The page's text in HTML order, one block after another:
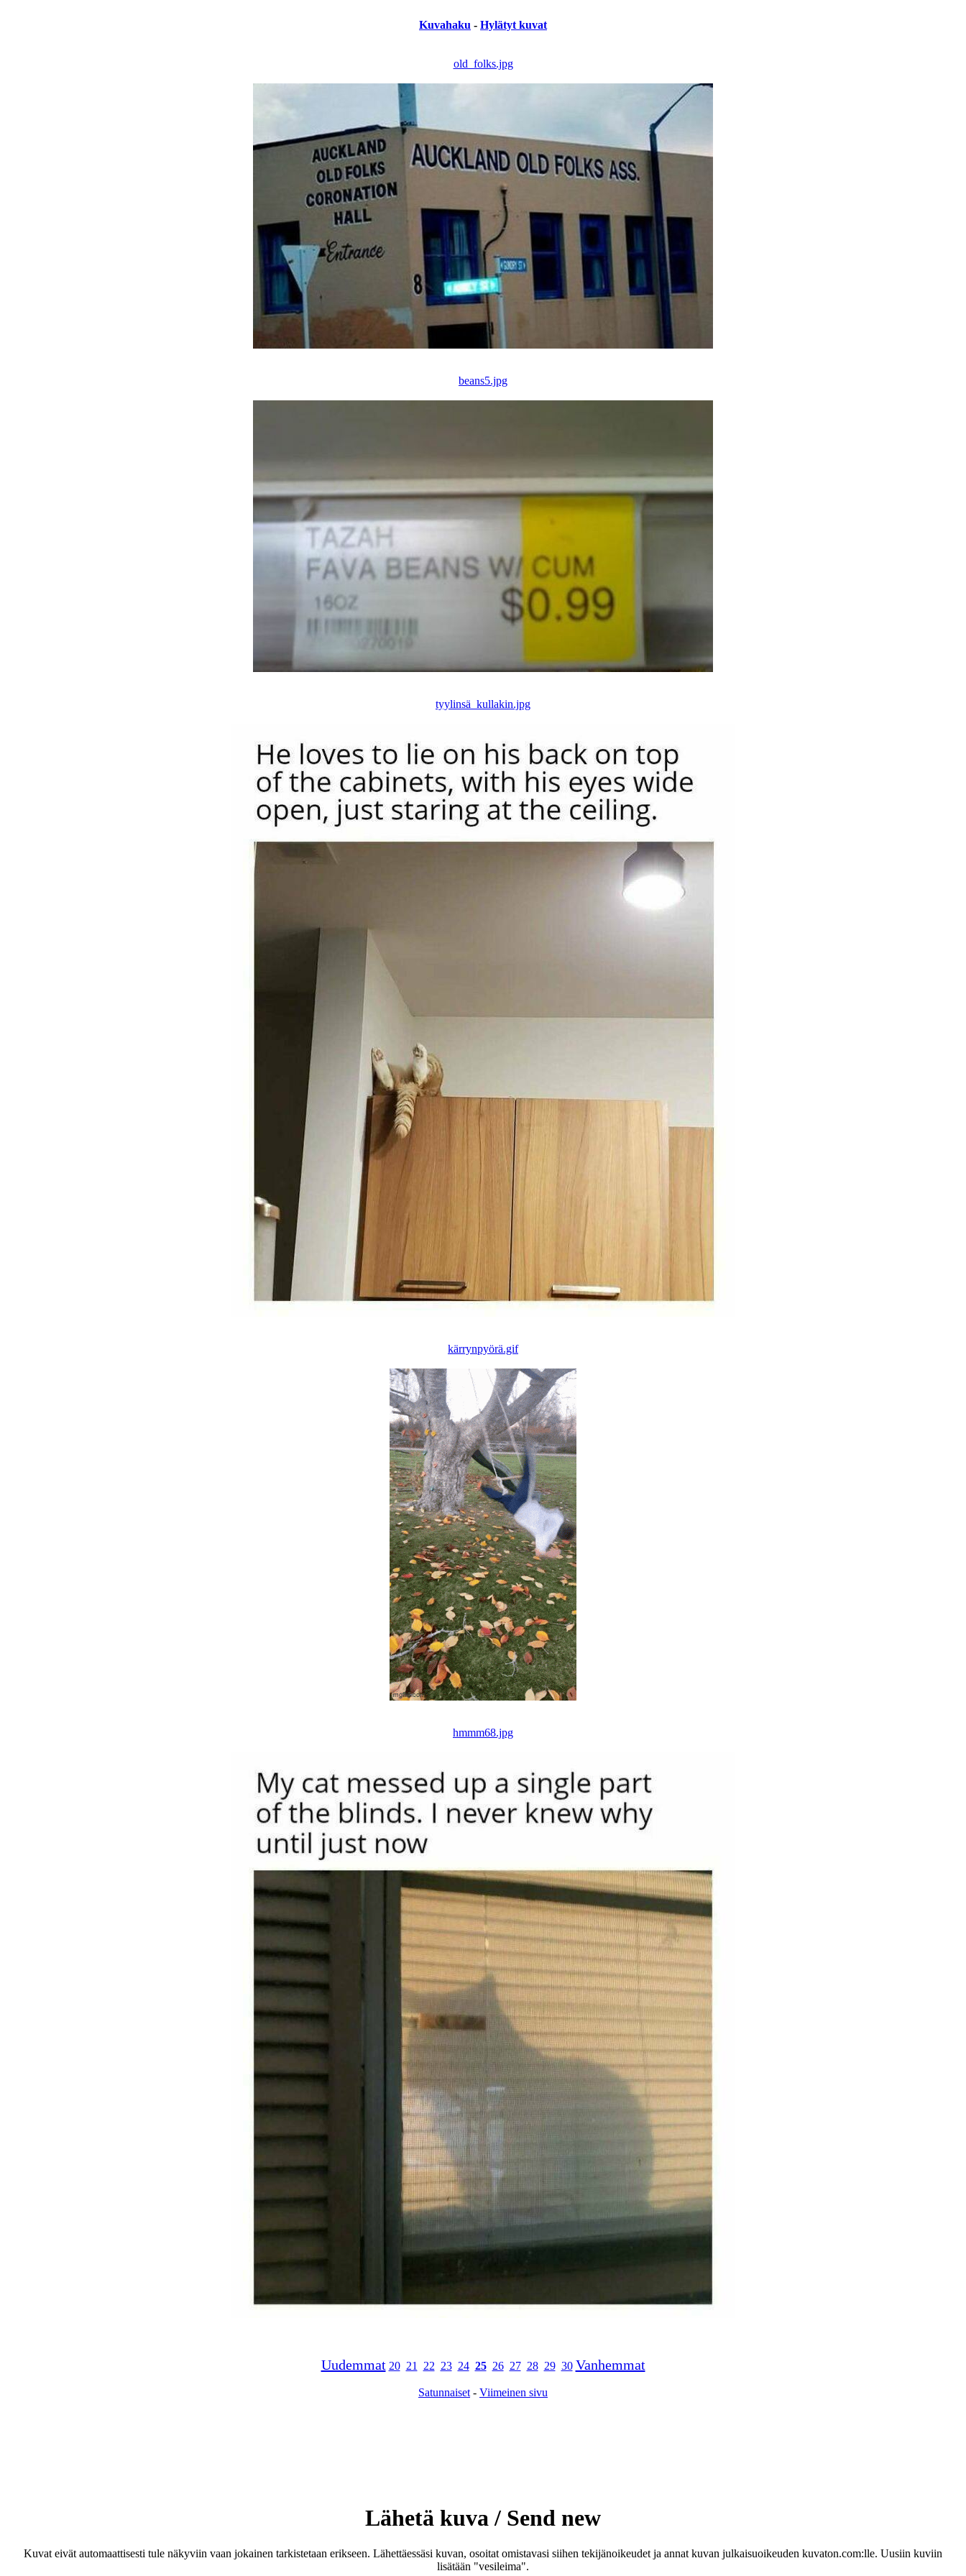
Kuvahaku - Hylätyt kuvat
old_folks.jpg
beans5.jpg
tyylinsä_kullakin.jpg
kärrynpyörä.gif
hmmm68.jpg
Uudemmat 20 21 22 23 24 25 26 27 28 29 30 Vanhemmat
Satunnaiset - Viimeinen sivu
Lähetä kuva / Send new
Kuvat eivät automaattisesti tule näkyviin vaan jokainen tarkistetaan erikseen. Lähettäessäsi kuvan, osoitat omistavasi siihen tekijänoikeudet ja annat kuvan julkaisuoikeuden kuvaton.com:lle. Uusiin kuviin
lisätään "vesileima".